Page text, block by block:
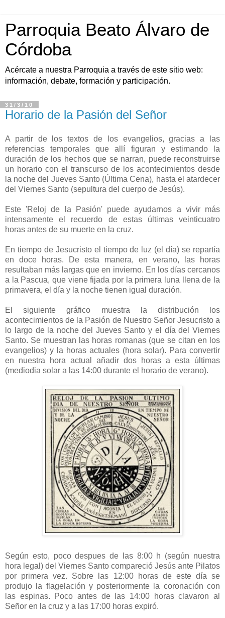
Parroquia Beato Álvaro de
Córdoba
Acércate a nuestra Parroquia a través de este sitio web:
información, debate, formación y participación.
31/3/10
Horario de la Pasión del Señor
A partir de los textos de los evangelios, gracias a las
referencias temporales que allí figuran y estimando la
duración de los hechos que se narran, puede reconstruirse
un horario con el transcurso de los acontecimientos desde
la noche del Jueves Santo (Última Cena), hasta el atardecer
del Viernes Santo (sepultura del cuerpo de Jesús).
Este 'Reloj de la Pasión' puede ayudarnos a vivir más
intensamente el recuerdo de estas últimas veinticuatro
horas antes de su muerte en la cruz.
En tiempo de Jesucristo el tiempo de luz (el día) se repartía
en doce horas. De esta manera, en verano, las horas
resultaban más largas que en invierno. En los días cercanos
a la Pascua, que viene fijada por la primera luna llena de la
primavera, el día y la noche tienen igual duración.
El siguiente gráfico muestra la distribución los
acontecimientos de la Pasión de Nuestro Señor Jesucristo a
lo largo de la noche del Jueves Santo y el día del Viernes
Santo. Se muestran las horas romanas (que se citan en los
evangelios) y la horas actuales (hora solar). Para convertir
en nuestra hora actual añadir dos horas a esta últimas
(mediodia solar a las 14:00 durante el horario de verano).
Según esto, poco despues de las 8:00 h (según nuestra
hora legal) del Viernes Santo compareció Jesús ante Pilatos
por primera vez. Sobre las 12:00 horas de este día se
produjo la flagelación y posteriormente la coronación con
las espinas. Poco antes de las 14:00 horas clavaron al
Señor en la cruz y a las 17:00 horas expiró.